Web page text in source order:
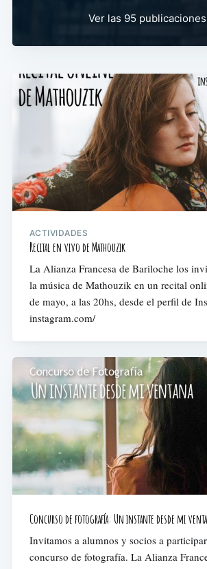
Ver las 95
ACTIVIDADES
Recital en vivo de Mathouzik
La Alianza Francesa de Bariloche los
la música de Mathouzik en un recital
de mayo, a las 20hs, desde el perfil de
instagram.com/
Concurso de fotografía: Un instante desde mi
Invitamos a alumnos y socios a
concurso de fotografía. La Alianza